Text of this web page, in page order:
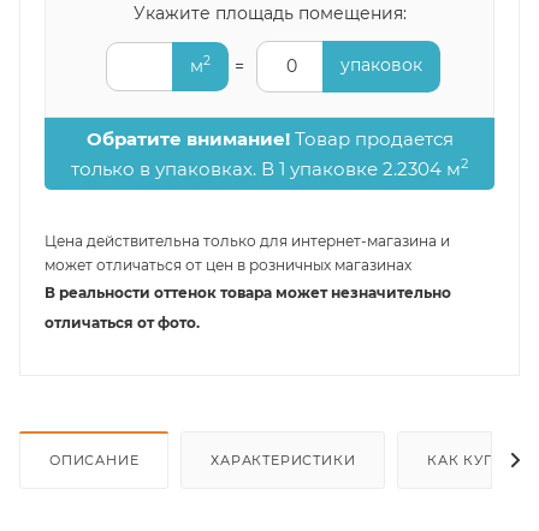
Укажите площадь помещения:
м2 = 0 упаковок
Обратите внимание!Товар продается
только в упаковках. В 1 упаковке 2.2304 м2
Цена действительна только для интернет-магазина и
может отличаться от цен в розничных магазинах
В реальности оттенок товара может незначительно
отличаться от фото.
ОПИСАНИЕ ХАРАКТЕРИСТИКИ КАК КУПИТЬ